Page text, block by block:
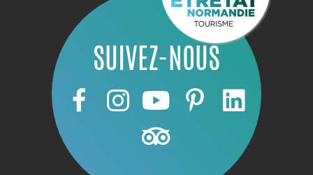
SUIVEZ-NOUS